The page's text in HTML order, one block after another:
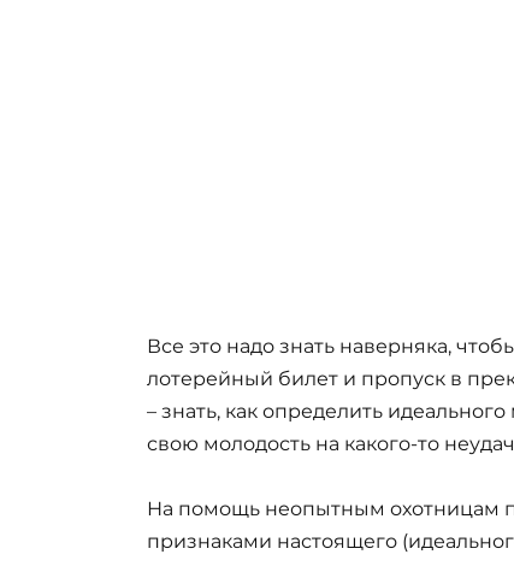
Все это надо знать наверняка,
лотерейный билет и пропуск в
– знать, как определить
свою молодость на какого-то
На помощь неопытным охотницам
признаками настоящего